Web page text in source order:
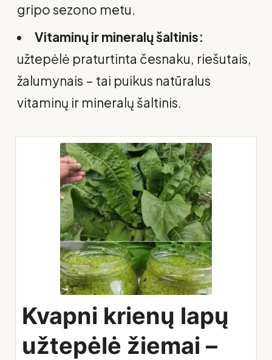
gripo sezono metu.
Vitaminų ir mineralų šaltinis:
užtepėlė praturtinta česnaku, riešutais,
žalumynais – tai puikus natūralus
vitaminų ir mineralų šaltinis.
Kvapni krienų lapų
užtepėlė žiemai –